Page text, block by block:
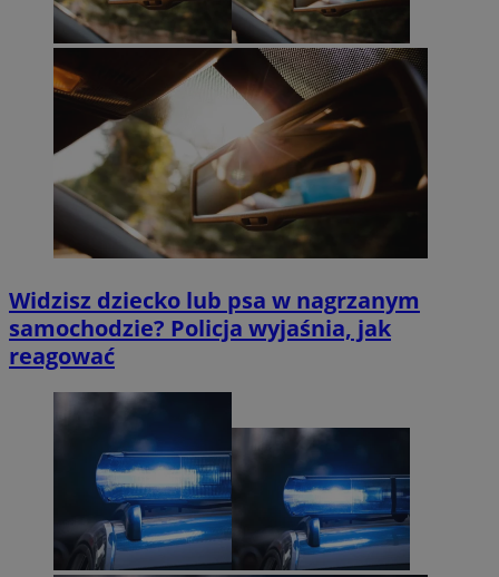
Widzisz dziecko lub psa w nagrzanym
samochodzie? Policja wyjaśnia, jak
reagować